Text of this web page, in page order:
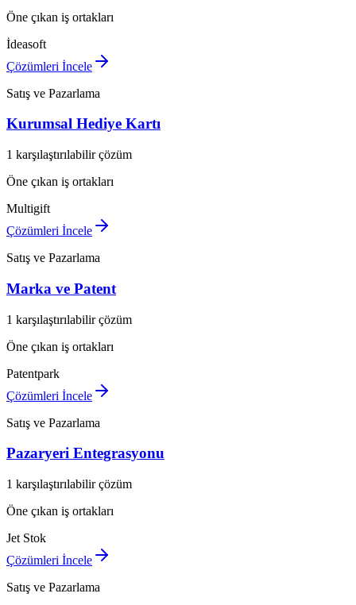
Öne çıkan iş ortakları
İdeasoft
Çözümleri İncele
Satış ve Pazarlama
Kurumsal Hediye Kartı
1 karşılaştırılabilir çözüm
Öne çıkan iş ortakları
Multigift
Çözümleri İncele
Satış ve Pazarlama
Marka ve Patent
1 karşılaştırılabilir çözüm
Öne çıkan iş ortakları
Patentpark
Çözümleri İncele
Satış ve Pazarlama
Pazaryeri Entegrasyonu
1 karşılaştırılabilir çözüm
Öne çıkan iş ortakları
Jet Stok
Çözümleri İncele
Satış ve Pazarlama